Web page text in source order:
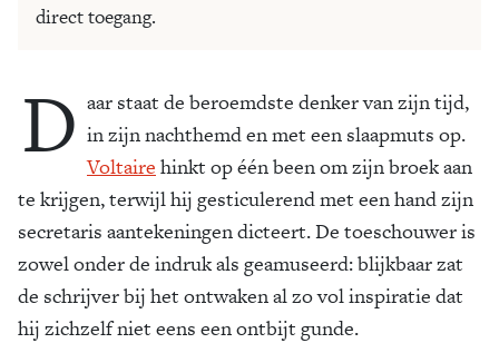
direct toegang.
D aar staat de beroemdste denker van zijn tijd,
in zijn nachthemd en met een slaapmuts op.
Voltaire hinkt op één been om zijn broek aan
te krijgen, terwijl hij gesticulerend met een hand zijn
secretaris aantekeningen dicteert. De toeschouwer is
zowel onder de indruk als geamuseerd: blijkbaar zat
de schrijver bij het ontwaken al zo vol inspiratie dat
hij zichzelf niet eens een ontbijt gunde.